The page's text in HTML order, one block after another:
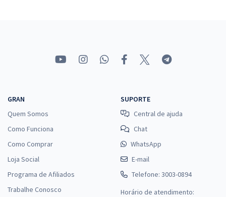
GRAN
Quem Somos
Como Funciona
Como Comprar
Loja Social
Programa de Afiliados
Trabalhe Conosco
SUPORTE
Central de ajuda
Chat
WhatsApp
E-mail
Telefone: 3003-0894
Horário de atendimento: